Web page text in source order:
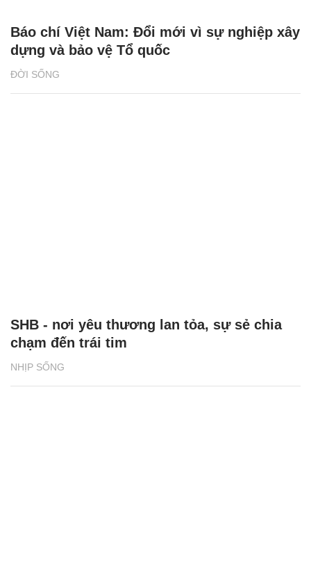
ĐỜI SỐNG
Báo chí Việt Nam: Đổi mới vì sự nghiệp xây
dựng và bảo vệ Tổ quốc
NHỊP SỐNG
SHB - nơi yêu thương lan tỏa, sự sẻ chia
chạm đến trái tim